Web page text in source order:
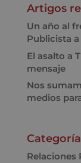
Artigos
Un año al
Publicista
El asalto a
mensaje
Nos
medios
Relaciones